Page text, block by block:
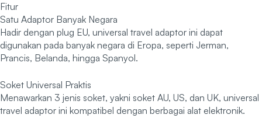
Fitur
Satu Adaptor Banyak Negara
Hadir dengan plug EU, universal travel adaptor ini dapat
digunakan pada banyak negara di Eropa, seperti Jerman,
Prancis, Belanda, hingga Spanyol.
Soket Universal Praktis
Menawarkan 3 jenis soket, yakni soket AU, US, dan UK, universal
travel adaptor ini kompatibel dengan berbagai alat elektronik.